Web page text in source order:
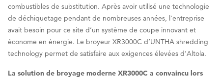
combustibles de substitution. Après avoir utilisé une technologie
de déchiquetage pendant de nombreuses années, l’entreprise
avait besoin pour ce site d’un système de coupe innovant et
économe en énergie. Le broyeur XR3000C d’UNTHA shredding
technology permet de satisfaire aux exigences élevées d’Altola.
La solution de broyage moderne XR3000C a convaincu lors